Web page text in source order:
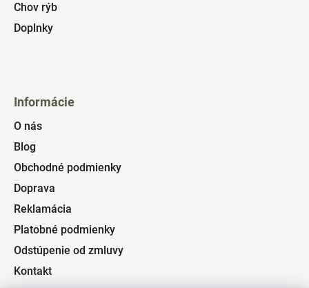
Chov rýb
Doplnky
Informácie
O nás
Blog
Obchodné podmienky
Doprava
Reklamácia
Platobné podmienky
Odstúpenie od zmluvy
Kontakt